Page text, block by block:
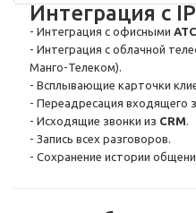
Интеграция с
- Интеграция с офисными АТС
- Интеграция с облачной
Манго-Телеком).
- Всплывающие карточки
- Переадресация входящего
- Исходящие звонки из CRM.
- Запись всех разговоров.
- Сохранение истории